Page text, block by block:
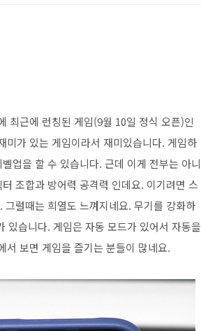
최근에 런칭된 게임(9월 10일 정식 오픈)인
미가 있는 게임이라서 재미있습니다. 게임하
업을 할 수 있습니다. 근데 이게 전부는 아니
조합과 방어력 공격력 인데요. 이기려면 스
럴때는 희열도 느껴지네요. 무기를 강화하
있습니다. 게임은 자동 모드가 있어서 자동을
서 보면 게임을 즐기는 분들이 많네요.